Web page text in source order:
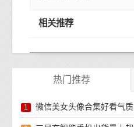
相关推荐
热门推荐
1 微信美女头像合集好看气质